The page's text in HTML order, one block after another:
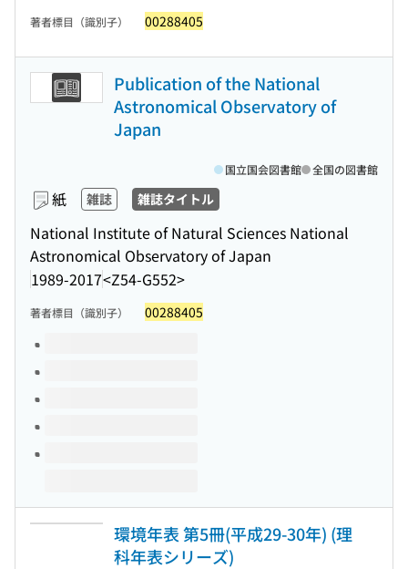
著者標目（識別子） 00288405
Publication of the National
Astronomical Observatory of
Japan
紙 雑誌 雑誌タイトル
National Institute of Natural Sciences National
Astronomical Observatory of Japan
1989-2017<Z54-G552>
国立国会図書館 全国の図書館
著者標目（識別子） 00288405
このタイトルの巻号
環境年表 第5冊(平成29-30年) (理
科年表シリーズ)